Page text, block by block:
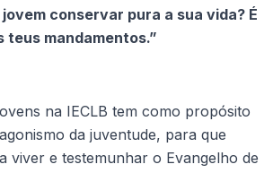
jovem conservar pura a sua vida? É
teus mandamentos.”
na IECLB tem como propósito
da juventude, para que
viver e testemunhar o Evangelho de